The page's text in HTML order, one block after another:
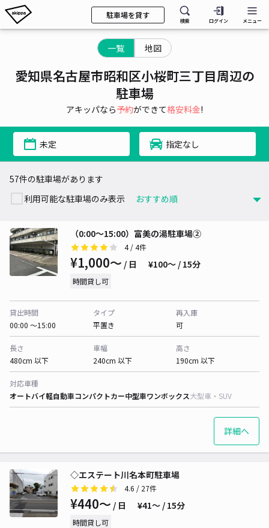
駐車場を貸す
検索 ログイン メニュー
一覧 地図
愛知県名古屋市昭和区小桜町三丁目周辺の
駐車場
アキッパなら予約ができて格安料金!
未定 指定なし
57件の駐車場があります
利用可能な駐車場のみ表示
（0:00～15:00）富美の湯駐車場②
4/ 4件
¥1,000〜 / 日 ¥100〜 / 15分
時間貸し可
貸出時間
00:00 〜15:00
タイプ
平置き
再入庫
可
長さ
480cm 以下
車幅
240cm 以下
高さ
190cm 以下
対応車種
オートバイ軽自動車コンパクトカー中型車ワンボックス大型車・SUV
詳細へ
◇エステート川名本町駐車場
4.6 / 27件
¥440〜 / 日 ¥41〜 / 15分
時間貸し可